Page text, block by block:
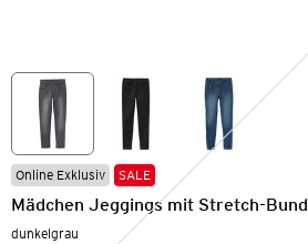
Online Exklusiv SALE
Mädchen Jeggings mit Stretch-Bund
dunkelgrau